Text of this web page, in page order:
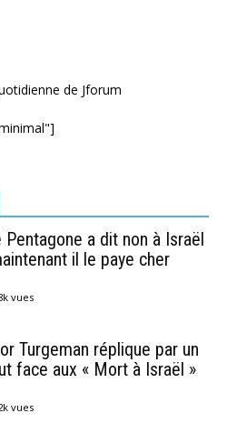
de Jforum
Pentagone a dit non à Israël
il le paye cher
vues
Turgeman réplique par un
face aux « Mort à Israël »
vues